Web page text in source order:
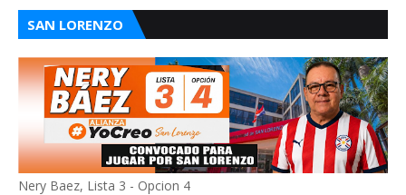
SAN LORENZO
Nery Baez, Lista 3 - Opcion 4